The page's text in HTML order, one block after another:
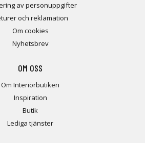
av personuppgifter
och reklamation
Om cookies
Nyhetsbrev
OM OSS
Om Interiörbutiken
Inspiration
Butik
Lediga tjänster